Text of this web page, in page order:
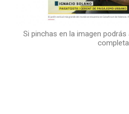
Si pinchas en la imagen
completa